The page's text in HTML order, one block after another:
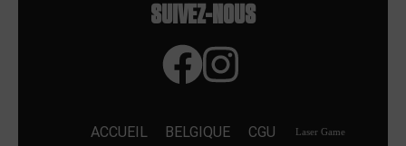
SUIVEZ-NOUS
ACCUEIL
BELGIQUE
CGU
Laser Game